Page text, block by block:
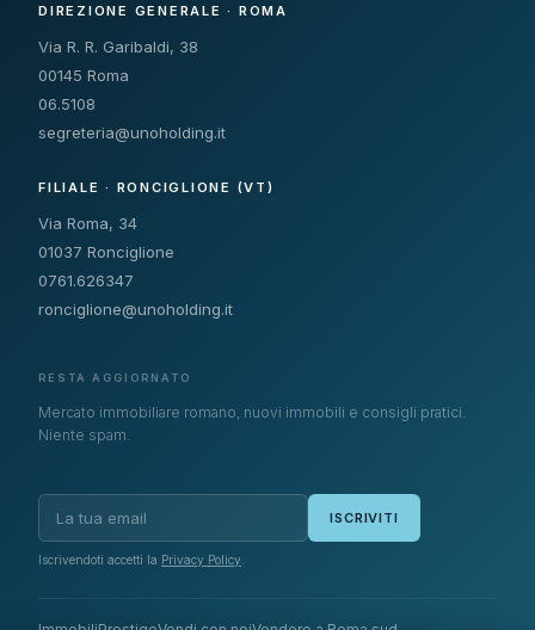
DIREZIONE GENERALE · ROMA
Via R. R. Garibaldi, 38
00145 Roma
06.5108
segreteria@unoholding.it
FILIALE · RONCIGLIONE (VT)
Via Roma, 34
01037 Ronciglione
0761.626347
ronciglione@unoholding.it
RESTA AGGIORNATO
Mercato immobiliare romano, nuovi immobili e consigli pratici.
Niente spam.
ISCRIVITI
Iscrivendoti accetti la Privacy Policy